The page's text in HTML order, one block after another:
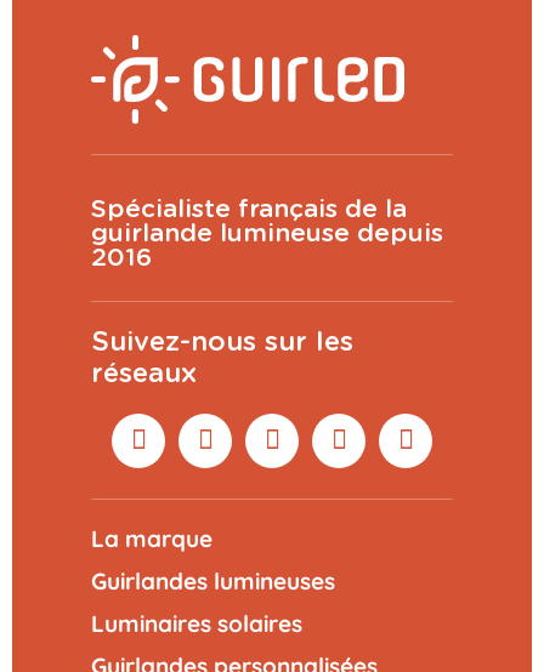
Spécialiste français de la
guirlande lumineuse depuis
2016
Suivez-nous sur les
réseaux
La marque
Guirlandes lumineuses
Luminaires solaires
Guirlandes personnalisées